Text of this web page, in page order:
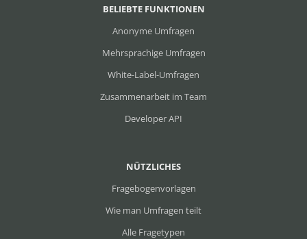
NÜTZLICHES
Fragebogenvorlagen
Wie man Umfragen teilt
Alle Fragetypen
BELIEBTE FUNKTIONEN
Anonyme Umfragen
Mehrsprachige Umfragen
White-Label-Umfragen
Zusammenarbeit im Team
Developer API